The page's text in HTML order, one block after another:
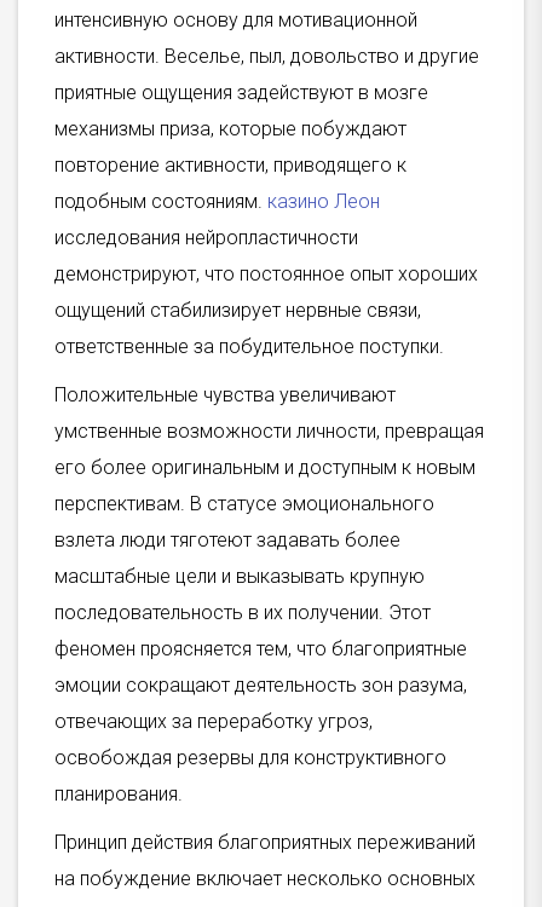
интенсивную основу для мотивационной
активности. Веселье, пыл, довольство и другие
приятные ощущения задействуют в мозге
механизмы приза, которые побуждают
повторение активности, приводящего к
подобным состояниям. казино Леон
исследования нейропластичности
демонстрируют, что постоянное опыт хороших
ощущений стабилизирует нервные связи,
ответственные за побудительное поступки.
Положительные чувства увеличивают
умственные возможности личности, превращая
его более оригинальным и доступным к новым
перспективам. В статусе эмоционального
взлета люди тяготеют задавать более
масштабные цели и выказывать крупную
последовательность в их получении. Этот
феномен проясняется тем, что благоприятные
эмоции сокращают деятельность зон разума,
отвечающих за переработку угроз,
освобождая резервы для конструктивного
планирования.
Принцип действия благоприятных переживаний
на побуждение включает несколько основных